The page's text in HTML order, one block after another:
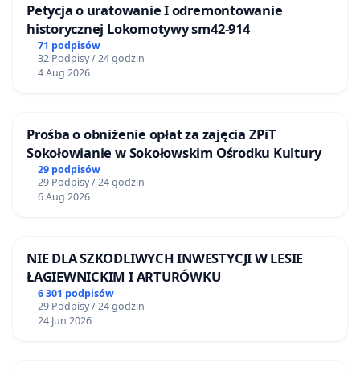
Petycja o uratowanie I odremontowanie
historycznej Lokomotywy sm42-914
71 podpisów
32 Podpisy / 24 godzin
4 Aug 2026
Prośba o obniżenie opłat za zajęcia ZPiT
Sokołowianie w Sokołowskim Ośrodku Kultury
29 podpisów
29 Podpisy / 24 godzin
6 Aug 2026
NIE DLA SZKODLIWYCH INWESTYCJI W LESIE
ŁAGIEWNICKIM I ARTURÓWKU
6 301 podpisów
29 Podpisy / 24 godzin
24 Jun 2026